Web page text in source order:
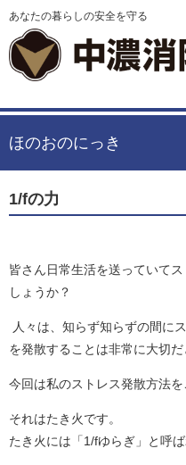
あなたの暮らしの安全を守る
ほのおのにっき
1/fの力
皆さん日常生活を送っていて
しょうか？
人々は、知らず知らずの間に
を発散することは非常に大切だ
今回は私のストレス発散方法を
それはたき火です。
たき火には「1/fゆらぎ」と呼